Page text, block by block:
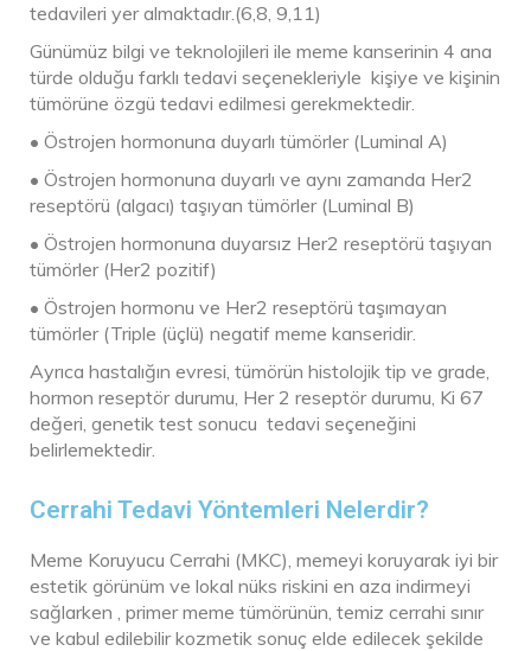
tedavileri yer almaktadır.(6,8, 9,11)
Günümüz bilgi ve teknolojileri ile meme kanserinin 4 ana
türde olduğu farklı tedavi seçenekleriyle kişiye ve kişinin
tümörüne özgü tedavi edilmesi gerekmektedir.
• Östrojen hormonuna duyarlı tümörler (Luminal A)
• Östrojen hormonuna duyarlı ve aynı zamanda Her2
reseptörü (algacı) taşıyan tümörler (Luminal B)
• Östrojen hormonuna duyarsız Her2 reseptörü taşıyan
tümörler (Her2 pozitif)
• Östrojen hormonu ve Her2 reseptörü taşımayan
tümörler (Triple (üçlü) negatif meme kanseridir.
Ayrıca hastalığın evresi, tümörün histolojik tip ve grade,
hormon reseptör durumu, Her 2 reseptör durumu, Ki 67
değeri, genetik test sonucu tedavi seçeneğini
belirlemektedir.
Cerrahi Tedavi Yöntemleri Nelerdir?
Meme Koruyucu Cerrahi (MKC), memeyi koruyarak iyi bir
estetik görünüm ve lokal nüks riskini en aza indirmeyi
sağlarken , primer meme tümörünün, temiz cerrahi sınır
ve kabul edilebilir kozmetik sonuç elde edilecek şekilde